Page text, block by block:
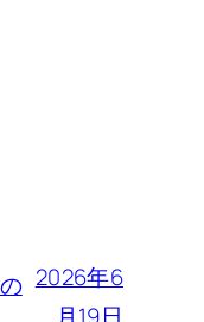
2026年6